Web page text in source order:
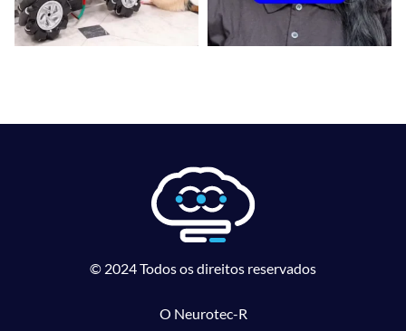
© 2024 Todos os direitos reservados
O Neurotec-R